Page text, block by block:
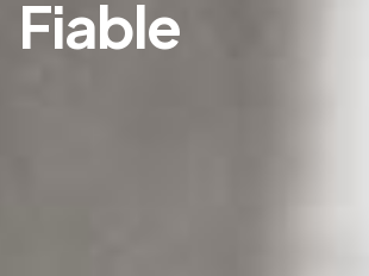
Fiable